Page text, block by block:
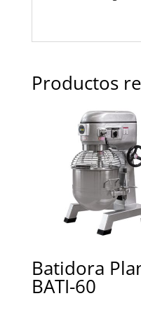
Productos
Batidora
BATI-60